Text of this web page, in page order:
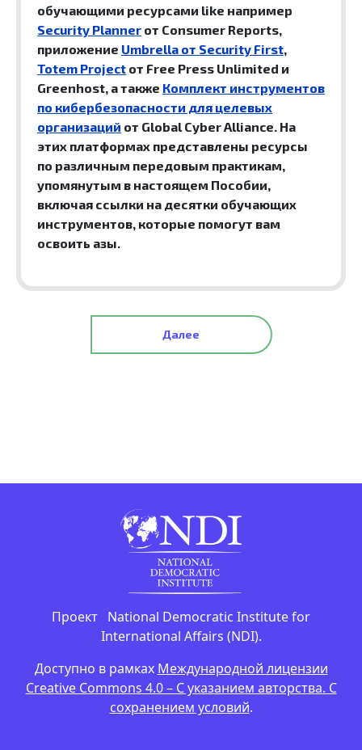
обучающими ресурсами like например
Security Planner от Consumer Reports,
приложение Umbrella от Security First,
Totem Project от Free Press Unlimited и
Greenhost, а также Комплект инструментов
по кибербезопасности для целевых
организаций от Global Cyber Alliance. На
этих платформах представлены ресурсы
по различным передовым практикам,
упомянутым в настоящем Пособии,
включая ссылки на десятки обучающих
инструментов, которые помогут вам
освоить азы.
Далее
Проект National Democratic Institute for
International Affairs (NDI).
Доступно в рамках Международной лицензии
Creative Commons 4.0 – С указанием авторства. С
сохранением условий.